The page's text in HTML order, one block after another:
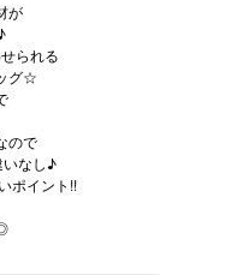
が
られる
グ☆
ので
いなし♪
ポイント!!